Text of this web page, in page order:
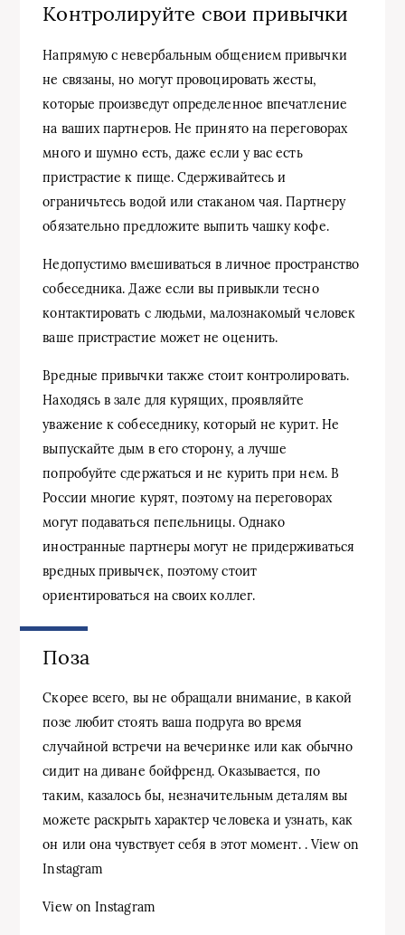
Контролируйте свои привычки
Напрямую с невербальным общением привычки
не связаны, но могут провоцировать жесты,
которые произведут определенное впечатление
на ваших партнеров. Не принято на переговорах
много и шумно есть, даже если у вас есть
пристрастие к пище. Сдерживайтесь и
ограничьтесь водой или стаканом чая. Партнеру
обязательно предложите выпить чашку кофе.
Недопустимо вмешиваться в личное пространство
собеседника. Даже если вы привыкли тесно
контактировать с людьми, малознакомый человек
ваше пристрастие может не оценить.
Вредные привычки также стоит контролировать.
Находясь в зале для курящих, проявляйте
уважение к собеседнику, который не курит. Не
выпускайте дым в его сторону, а лучше
попробуйте сдержаться и не курить при нем. В
России многие курят, поэтому на переговорах
могут подаваться пепельницы. Однако
иностранные партнеры могут не придерживаться
вредных привычек, поэтому стоит
ориентироваться на своих коллег.
Поза
Скорее всего, вы не обращали внимание, в какой
позе любит стоять ваша подруга во время
случайной встречи на вечеринке или как обычно
сидит на диване бойфренд. Оказывается, по
таким, казалось бы, незначительным деталям вы
можете раскрыть характер человека и узнать, как
он или она чувствует себя в этот момент. . View on
Instagram
View on Instagram